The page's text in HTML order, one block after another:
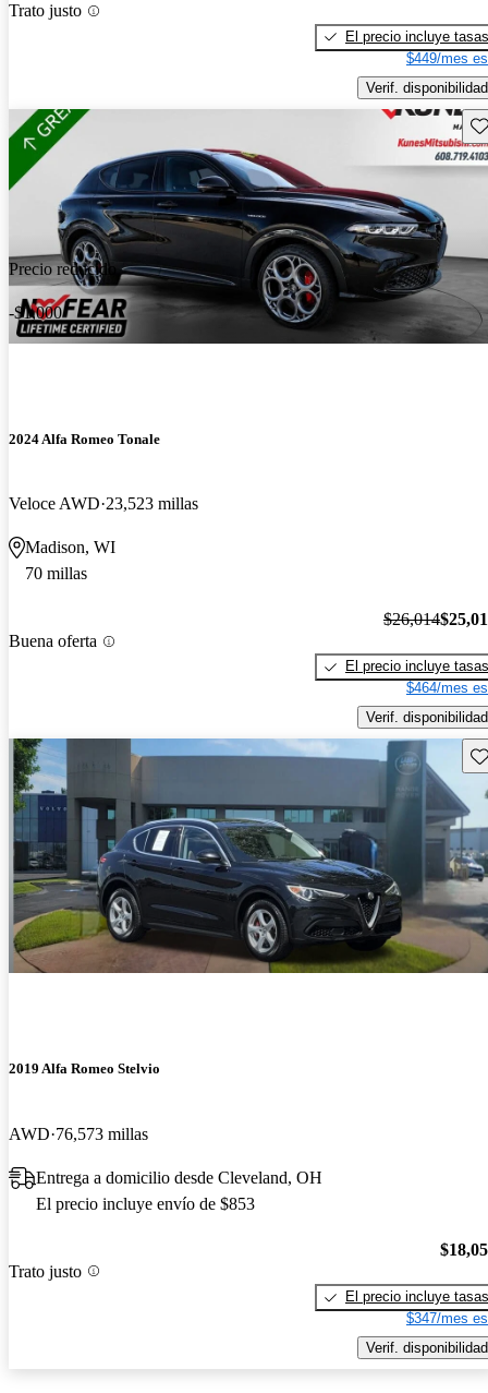
Trato justo
El precio incluye tasas
$449/mes
Verif. disponibilidad
Precio reducido
-$1,000
2024 Alfa Romeo Tonale
Veloce AWD 23,523 millas
Madison, WI
70 millas
Buena oferta
$26,014
El precio incluye tasas
$464/mes
Verif. disponibilidad
2019 Alfa Romeo Stelvio
AWD 76,573 millas
Entrega a domicilio desde Cleveland, OH
El precio incluye envío de $853
Trato justo
El precio incluye tasas
$347/mes
Verif. disponibilidad